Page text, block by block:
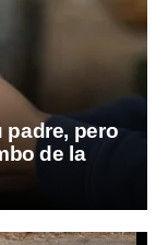
padre, pero
de la